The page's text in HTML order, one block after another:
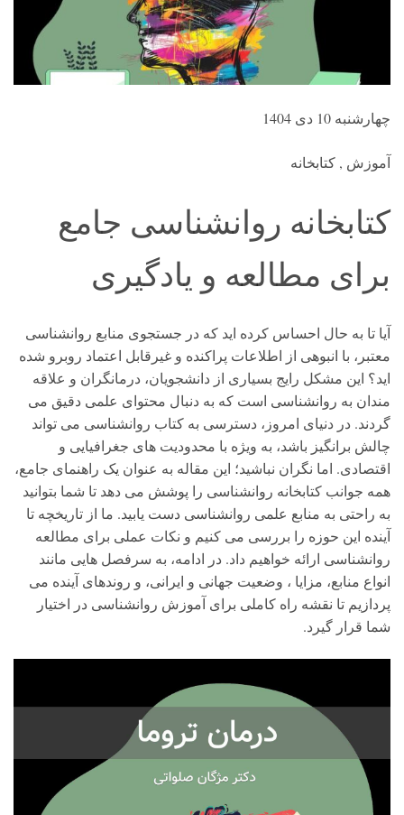
چهارشنبه 10 دی 1404
آموزش , کتابخانه
کتابخانه روانشناسی جامع
برای مطالعه و یادگیری
آیا تا به حال احساس کرده اید که در جستجوی منابع روانشناسی
معتبر، با انبوهی از اطلاعات پراکنده و غیرقابل اعتماد روبرو شده
اید؟ این مشکل رایج بسیاری از دانشجویان، درمانگران و علاقه
مندان به روانشناسی است که به دنبال محتوای علمی دقیق می
گردند. در دنیای امروز، دسترسی به کتاب روانشناسی می تواند
چالش برانگیز باشد، به ویژه با محدودیت های جغرافیایی و
اقتصادی. اما نگران نباشید؛ این مقاله به عنوان یک راهنمای جامع،
همه جوانب کتابخانه روانشناسی را پوشش می دهد تا شما بتوانید
به راحتی به منابع علمی روانشناسی دست یابید. ما از تاریخچه تا
آینده این حوزه را بررسی می کنیم و نکات عملی برای مطالعه
روانشناسی ارائه خواهیم داد. در ادامه، به سرفصل هایی مانند
انواع منابع، مزایا ، وضعیت جهانی و ایرانی، و روندهای آینده می
پردازیم تا نقشه راه کاملی برای آموزش روانشناسی در اختیار
شما قرار گیرد.